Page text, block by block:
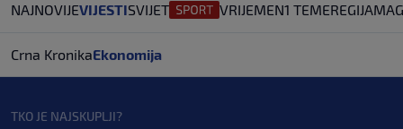
NAJNOVIJEVIJESTISVIJET VRIJEMEN1 TEMEREGIJA
Crna KronikaEkonomija
TKO JE NAJSKUPLJI?